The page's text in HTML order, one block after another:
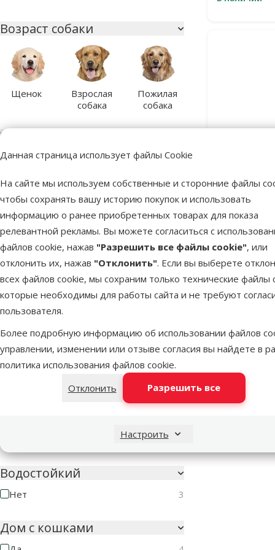
Данная страница использует файлы Cookie
На сайте мы используем собственные и сторонние файлы
чтобы сохранять вашу историю покупок и использовать
информацию о ранее приобретенных товарах для показа
релевантной рекламы. Вы можете согласиться с
файлов cookie, нажав "Разрешить все файлы cookie", или
отклонить их, нажав "Отклонить". Если вы выберете
всех файлов cookie, мы сохраним только технические файлы
которые необходимы для работы сайта и не требуют
пользователя.
Более подробную информацию об использовании файлов
управлении, изменении или отзыве согласия вы найдете в
политика использования файлов cookie.
Отклонить
Разрешить все
Настроить
Возраст собаки
Щенок
Взрослая
собака
Пожилая
собака
Тип антипаразитарного
средства
Отпугивающий
Возраст кошки
Котенок
Взрослая
кошка
Пожилая
Тип антипаразитарного
средства
Спрей 7
Безопасен для семей с
Водостойкий
Нет 3
Дом с кошками
Недоступно